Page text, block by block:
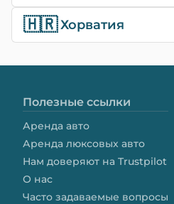
🇭🇷Хорватия
Полезные ссылки
Аренда авто
Аренда люксовых авто
Нам доверяют на Trustpilot
О нас
Часто задаваемые вопросы